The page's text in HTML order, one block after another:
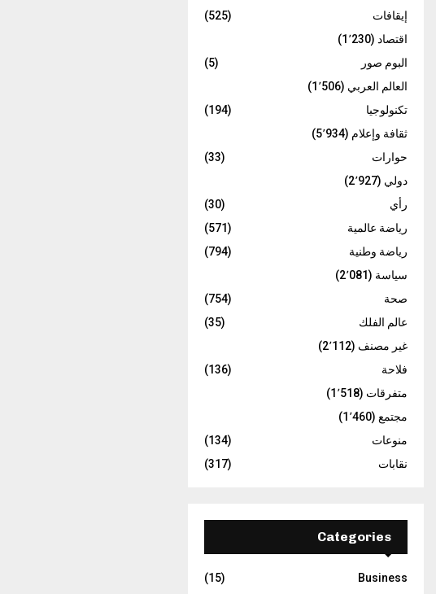
إيقافات
(525)
اقتصاد (1٬230)
البوم صور
(5)
العالم العربي (1٬506)
تكنولوجيا
(194)
ثقافة وإعلام (5٬934)
حوارات
(33)
دولي (2٬927)
رأي
(30)
رياضة عالمية
(571)
رياضة وطنية
(794)
سياسة (2٬081)
صحة
(754)
عالم الفلك
(35)
غير مصنف (2٬112)
فلاحة
(136)
متفرقات (1٬518)
مجتمع (1٬460)
منوعات
(134)
نقابات
(317)
Categories
Business
(15)